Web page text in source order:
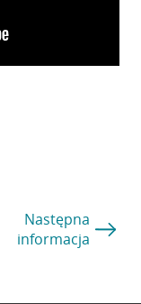
Następna
informacja